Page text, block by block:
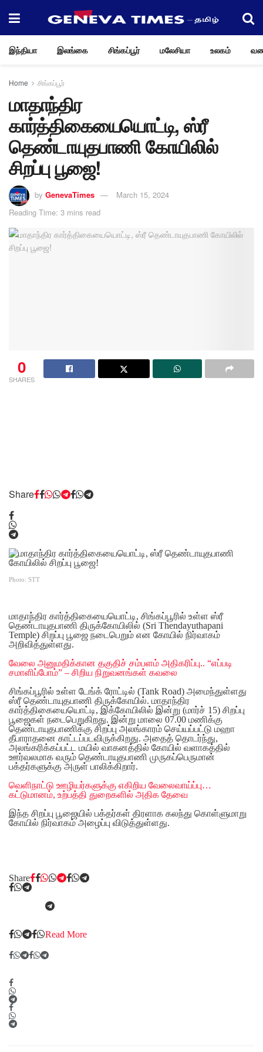
இந்தியா இலங்கை சிங்கப்பூர் மலேசியா உலகம்
Home சிங்கப்பூர்
மாதாந்திர
கார்த்திகையையொட்டி, ஸ்ரீ
தெண்டாயுதபாணி கோயிலில்
சிறப்பு பூஜை!
by GenevaTimes
March 15, 2024
Reading Time: 3 mins read
0
SHARES
Share
Photo: STT
மாதாந்திர கார்த்திகையையொட்டி, சிங்கப்பூரில் உள்ள ஸ்ரீ
தெண்டாயுதபாணி திருக்கோயிலில் (Sri Thendayuthapani
Temple) சிறப்பு பூஜை நடைபெறும் என கோயில் நிர்வாகம்
அறிவித்துள்ளது.
வேலை அனுமதிக்கான தகுதிச் சம்பளம் அதிகரிப்பு.. “எப்படி
சமாளிப்போம்” – சிறிய நிறுவனங்கள் கவலை
சிங்கப்பூரில் உள்ள டேங்க் ரோட்டில் (Tank Road) அமைந்துள்ளது
ஸ்ரீ தெண்டாயுதபாணி திருக்கோயில். மாதாந்திர
கார்த்திகையையொட்டி, இக்கோயிலில் இன்று (மார்ச் 15) சிறப்பு
பூஜைகள் நடைபெறுகிறது. இன்று மாலை 07.00 மணிக்கு
தெண்டாயுதபாணிக்கு சிறப்பு அலங்காரம் செய்யப்பட்டு மஹா
தீபாராதனை காட்டப்படவிருக்கிறது. அதைத் தொடர்ந்து,
அலங்கரிக்கப்பட்ட மயில் வாகனத்தில் கோயில் வளாகத்தில்
ஊர்வலமாக வரும் தெண்டாயுதபாணி முருகப்பெருமான்
பக்தர்களுக்கு அருள் பாலிக்கிறார்.
வெளிநாட்டு ஊழியர்களுக்கு எகிறிய வேலைவாய்ப்பு…
கட்டுமானம், உற்பத்தி துறைகளில் அதிக தேவை
இந்த சிறப்பு பூஜையில் பக்தர்கள் திரளாக கலந்து கொள்ளுமாறு
கோயில் நிர்வாகம் அழைப்பு விடுத்துள்ளது.
Share
Read More